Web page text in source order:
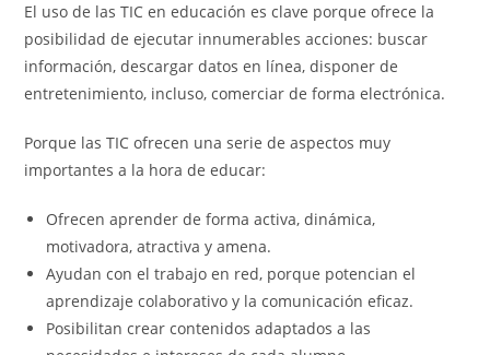
El uso de las TIC en educación es clave porque ofrece la
posibilidad de ejecutar innumerables acciones: buscar
información, descargar datos en línea, disponer de
entretenimiento, incluso, comerciar de forma electrónica.
Porque las TIC ofrecen una serie de aspectos muy
importantes a la hora de educar:
Ofrecen aprender de forma activa, dinámica,
motivadora, atractiva y amena.
Ayudan con el trabajo en red, porque potencian el
aprendizaje colaborativo y la comunicación eficaz.
Posibilitan crear contenidos adaptados a las